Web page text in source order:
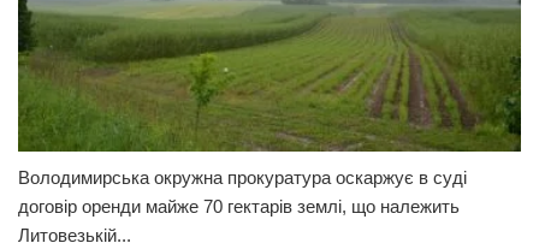
Володимирська окружна прокуратура оскаржує в суді
договір оренди майже 70 гектарів землі, що належить
Литовезькій...